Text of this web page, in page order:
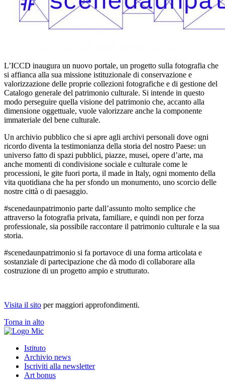
L’ICCD inaugura un nuovo portale, un progetto sulla fotografia che
si affianca alla sua missione istituzionale di conservazione e
valorizzazione delle proprie collezioni fotografiche e di gestione del
Catalogo generale del patrimonio culturale. Si intende in questo
modo perseguire quella visione del patrimonio che, accanto alla
dimensione oggettuale, vuole valorizzare anche la componente
immateriale del bene culturale.
Un archivio pubblico che si apre agli archivi personali dove ogni
ricordo diventa la testimonianza della storia del nostro Paese: un
universo fatto di spazi pubblici, piazze, musei, opere d’arte, ma
anche momenti di condivisione sociale e culturale come le
processioni, le gite fuori porta, il made in Italy, ogni momento della
vita quotidiana che ha per sfondo un monumento, uno scorcio delle
nostre città o di paesaggio.
#scenedaunpatrimonio parte dall’assunto molto semplice che
attraverso la fotografia privata, familiare, e quindi non per forza
professionale, sia possibile raccontare il patrimonio culturale e la sua
storia.
#scenedaunpatrimonio si fa portavoce di una forma articolata e
sostanziale di partecipazione che dà modo di collaborare alla
costruzione di un progetto ampio e strutturato.
Visita il sito per maggiori approfondimenti.
Torna in alto
Istituto
Archivio news
Iscriviti alla newsletter
Art bonus